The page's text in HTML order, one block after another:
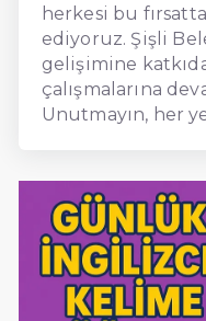
herkesi bu
ediyoruz. Şişli
gelişimine
çalışmalarına
Unutmayın, her